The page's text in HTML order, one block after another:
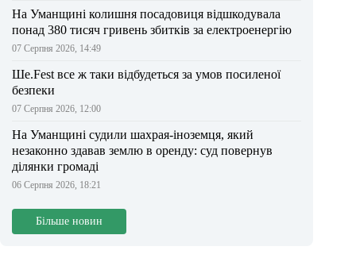
На Уманщині колишня посадовиця відшкодувала
понад 380 тисяч гривень збитків за електроенергію
07 Серпня 2026, 14:49
Ше.Fest все ж таки відбудеться за умов посиленої
безпеки
07 Серпня 2026, 12:00
На Уманщині судили шахрая-іноземця, який
незаконно здавав землю в оренду: суд повернув
ділянки громаді
06 Серпня 2026, 18:21
Більше новин